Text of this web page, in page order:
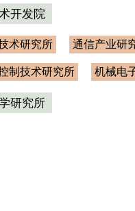
开发院
术研究所 通信产业研
制技术研究所 机械电
研究所